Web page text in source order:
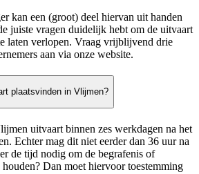
kan een (groot) deel hiervan uit handen
juiste vragen duidelijk hebt om de uitvaart
laten verlopen. Vraag vrijblijvend drie
aan via onze website.
plaatsvinden in Vlijmen?
uitvaart binnen zes werkdagen na het
Echter mag dit niet eerder dan 36 uur na
de tijd nodig om de begrafenis of
houden? Dan moet hiervoor toestemming